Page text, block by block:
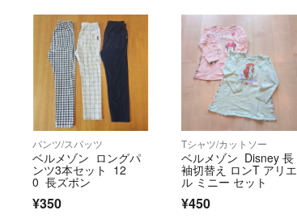
パンツ/スパッツ
ベルメゾン ロングパ
ンツ3本セット 12
0 長ズボン
¥350
Tシャツ/カットソー
ベルメゾン Disney 長
袖切替え ロンT アリエ
ル ミニー セット
¥450